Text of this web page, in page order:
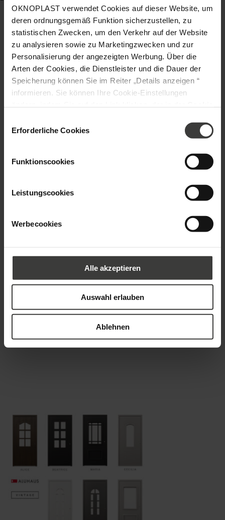
OKNOPLAST verwendet Cookies auf dieser Website, um
deren ordnungsgemäß Funktion sicherzustellen, zu
statistischen Zwecken, um den Verkehr auf der Website
zu analysieren sowie zu Marketingzwecken und zur
Personalisierung der angezeigten Werbung. Über die
Arten der Cookies, die Dienstleister und die Dauer der
Speicherung können Sie im Reiter „Details anzeigen “
informieren. Sie können Ihre Cookie-Einstellungen
personenbezogenen Daten ist die Gesellschaft Oknoplast
sp. z o.o. Weitere Informationen über personenbezogene
Datenschutzrichtlinie
Erforderliche Cookies
Funktionscookies
Leistungscookies
Werbecookies
Alle akzeptieren
Auswahl erlauben
Ablehnen
erschließt sich für die Fachhandelspartner nun auch das
traditionsbewusste Kundensegment. Die hohe Einbruchsicherheit
wird per Zertifikat mit der Widerstandsklasse RC 3 bestätigt.